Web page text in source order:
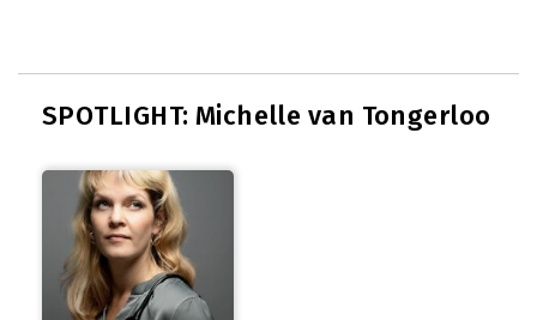
SPOTLIGHT: Michelle van Tongerloo